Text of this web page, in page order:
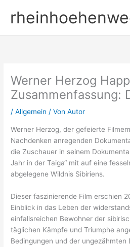
Inhalt
Werner Herzog
Zusammenfassung:
/Allgemein / VonAutor
Werner Herzog, der gefeierte
Nachdenken anregenden
die Zuschauer in seinem
Jahr in der Taiga“ mit auf eine
abgelegene Wildnis Sibiriens.
Dieser faszinierende Film erschien
Einblick in das Leben der
einfallsreichen Bewohner der
täglichen Kämpfe und Triumphe
Bedingungen und der ungezähmten